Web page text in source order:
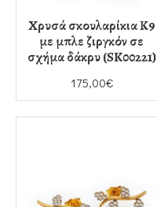
Χρυσά σκουλαρίκια Κ9
με μπλε ζιργκόν σε
σχήμα δάκρυ (SK00221)
175,00€